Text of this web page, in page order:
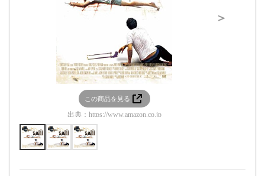
この商品を見る
出典： https://www.amazon.co.jp
＞